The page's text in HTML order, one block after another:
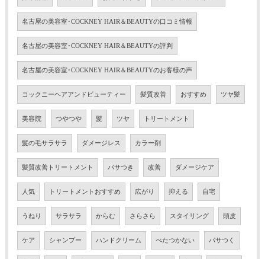
名古屋の美容室･COCKNEY HAIR＆BEAUTYの口コミ情報
名古屋の美容室･COCKNEY HAIR＆BEAUTYの評判
名古屋の美容室･COCKNEY HAIR＆BEAUTYのお客様の声
コックニーヘアアンドビューティー 髪質改善 おすすめ ツヤ髪
美容院 つやつや 髪 ツヤ トリートメント
髪の毛サラサラ ダメージレス カラー剤
髪質改善トリートメント パサつき 改善 ダメージケア
人気 トリートメントおすすめ 広がり 抑える 自宅
うねり サラサラ からむ さらさら スタイリング 頭皮
ケア シャンプー ハンドクリーム べたつかない パサつく